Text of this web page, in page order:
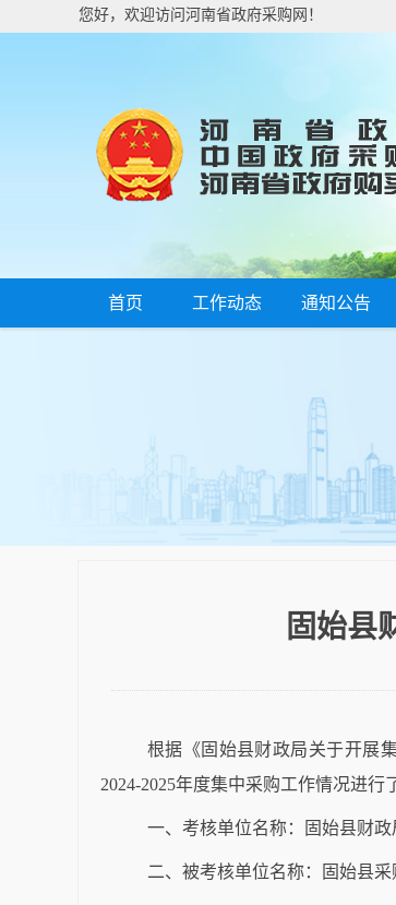
您好，欢迎访问河南省政府采购网！
首页 工作动态 通知公告
固始县
根据《固始县财政局关于开展
2024-2025年度集中采购工作情况进行
一、考核单位名称： 固始县财政
二、被考核单位名称： 固始县